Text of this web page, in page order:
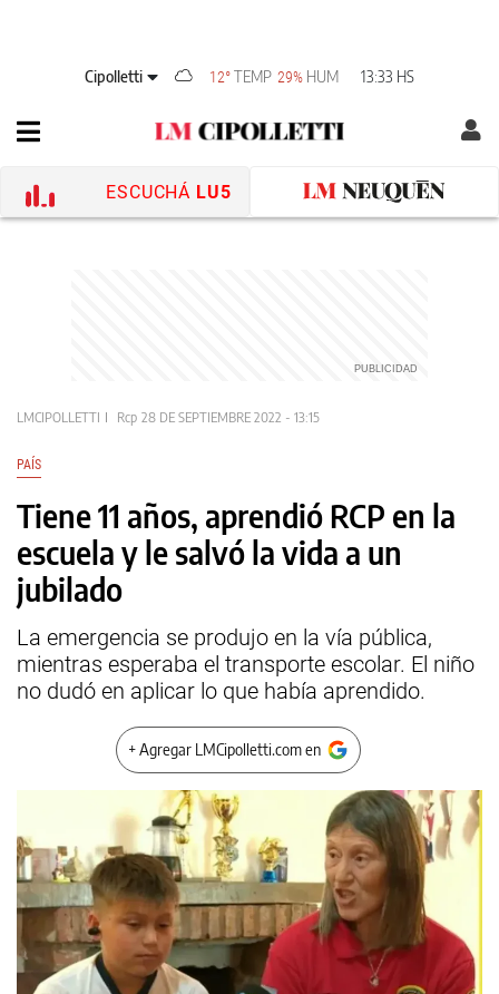
Cipolletti 12°TEMP 29% HUM 13:33 HS
ESCUCHÁ LU5
LMCIPOLLETTI Rcp 28 DE SEPTIEMBRE 2022 - 13:15
PAÍS
Tiene 11 años, aprendió RCP en la
escuela y le salvó la vida a un
jubilado
La emergencia se produjo en la vía pública,
mientras esperaba el transporte escolar. El niño
no dudó en aplicar lo que había aprendido.
+ Agregar LMCipolletti.com en